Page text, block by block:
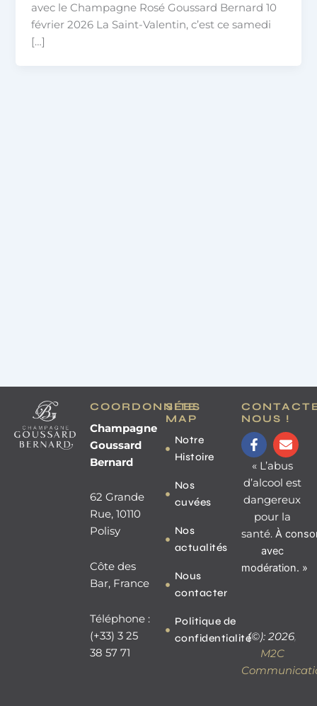
avec le Champagne Rosé Goussard Bernard 10
février 2026 La Saint-Valentin, c’est ce samedi
[…]
COORDONNÉES
Champagne
Goussard
Bernard
62 Grande
Rue, 10110
Polisy
Côte des
Bar, France
Téléphone :
(+33) 3 25
38 57 71
SITE
MAP
Notre
Histoire
Nos
cuvées
Nos
actualités
Nous
contacter
Politique de
confidentialité
NOUS !
F
a
c
e
b
o
o
k
-
E
n
v
l
o
p
« L’abus
d’alcool est
dangereux
pour la
santé. À
avec
modération. »
(©): 2026,
M2C